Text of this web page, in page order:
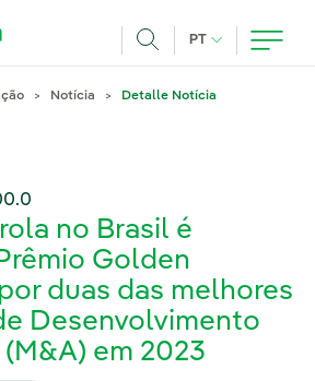
PT IDIOMA ATUAL,
Notícia Detalle Notícia
no Brasil é
Golden
duas das melhores
Desenvolvimento
em 2023